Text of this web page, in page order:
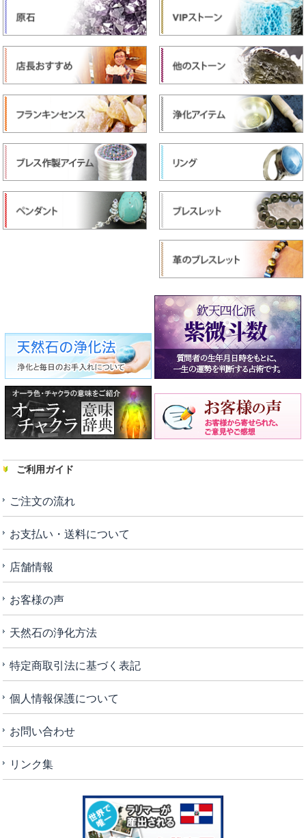
ご利用ガイド
ご注文の流れ
お支払い・送料について
店舗情報
お客様の声
天然石の浄化方法
特定商取引法に基づく表記
個人情報保護について
お問い合わせ
リンク集